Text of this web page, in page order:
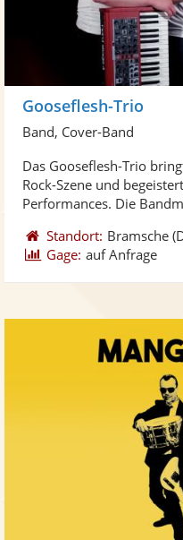
Gooseflesh-Trio
Band, Cover-Band
Das Gooseflesh-Trio
Rock-Szene und
Performances. Die
Standort: Bramsche
Gage: auf Anfrage